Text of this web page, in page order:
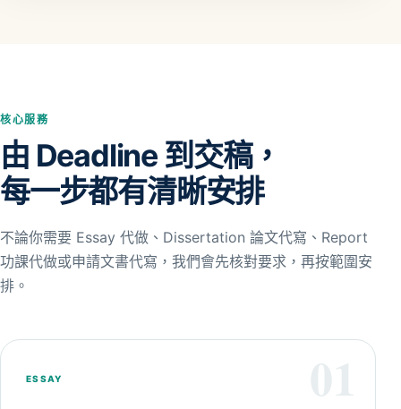
核心服務
由 Deadline 到交稿，
每一步都有清晰安排
不論你需要 Essay 代做、Dissertation 論文代寫、Report
功課代做或申請文書代寫，我們會先核對要求，再按範圍安
排。
ESSAY